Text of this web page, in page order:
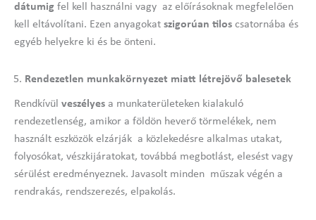
dátumig fel kell használni vagy az előírásoknak megfelelően
kell eltávolítani. Ezen anyagokat szigorúan tilos csatornába és
egyéb helyekre ki és be önteni.
Rendezetlen munkakörnyezet miatt létrejövő balesetek
Rendkívül veszélyes a munkaterületeken kialakuló
rendezetlenség, amikor a földön heverő törmelékek, nem
használt eszközök elzárják a közlekedésre alkalmas utakat,
folyosókat, vészkijáratokat, továbbá megbotlást, elesést vagy
sérülést eredményeznek. Javasolt minden műszak végén a
rendrakás, rendszerezés, elpakolás.